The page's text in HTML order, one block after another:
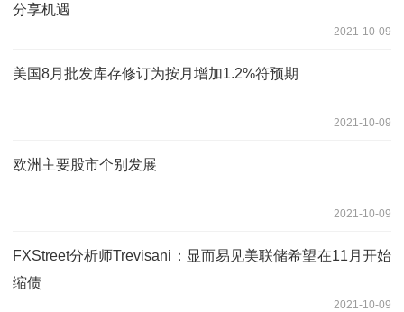
分享机遇
2021-10-09
美国8月批发库存修订为按月增加1.2%符预期
2021-10-09
欧洲主要股市个别发展
2021-10-09
FXStreet分析师Trevisani：显而易见美联储希望在11月开始
缩债
2021-10-09